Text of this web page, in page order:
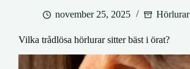
november 25, 2025 Hörlurar
Vilka trådlösa hörlurar sitter bäst i örat?